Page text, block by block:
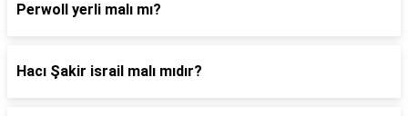
Perwoll yerli malı mı?
Hacı Şakir israil malı mıdır?